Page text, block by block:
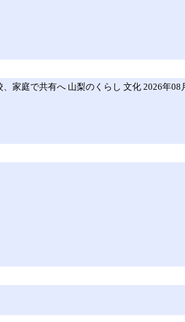
家庭で共有へ 山梨のくらし 文化 2026年08